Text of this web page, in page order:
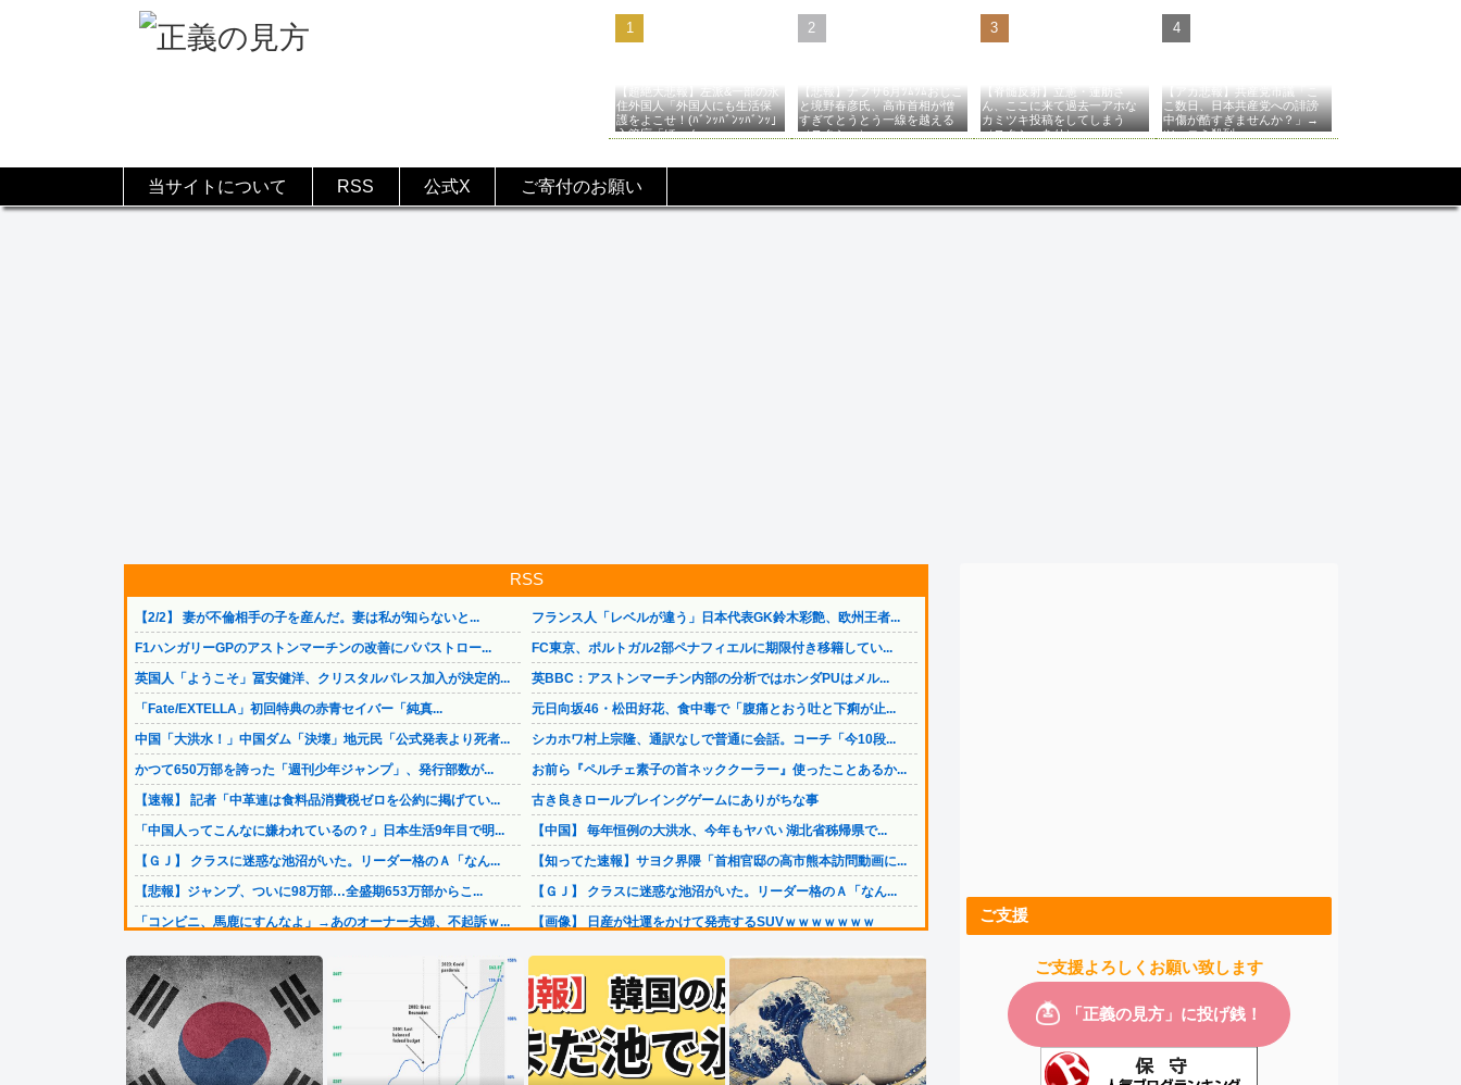
【超絶大悲報】左派&一部の永
住外国人「外国人にも生活保
護をよこせ！(ﾊﾞﾝｯﾊﾞﾝｯﾊﾞﾝｯ」
入管庁「ほーん…」→
【悲報】ナフサ6月ﾂﾑﾂﾑおじこ
と境野春彦氏、高市首相が憎
すぎてとうとう一線を越える
（スクショ）
【脊髄反射】立憲・蓮舫さ
ん、ここに来て過去一アホな
カミツキ投稿をしてしまう
（スクショあり）
【アカ悲報】共産党市議「こ
こ数日、日本共産党への誹謗
中傷が酷すぎませんか？」→
ツッコミ殺到
当サイトについて RSS 公式X ご寄付のお願い
RSS
【2/2】 妻が不倫相手の子を産んだ。妻は私が知らないと...
F1ハンガリーGPのアストンマーチンの改善にパパストロー...
英国人「ようこそ」冨安健洋、クリスタルパレス加入が決定的...
「Fate/EXTELLA」初回特典の赤青セイバー「純真...
中国「大洪水！」中国ダム「決壊」地元民「公式発表より死者...
かつて650万部を誇った「週刊少年ジャンプ」、発行部数が...
【速報】 記者「中革連は食料品消費税ゼロを公約に掲げてい...
「中国人ってこんなに嫌われているの？」日本生活9年目で明...
【ＧＪ】 クラスに迷惑な池沼がいた。リーダー格のＡ「なん...
【悲報】ジャンプ、ついに98万部…全盛期653万部からこ...
「コンビニ、馬鹿にすんなよ」→あのオーナー夫婦、不起訴ｗ...
高市政権「減税します」→財源「これから考えます」
イオン爆発事故、原因はLPG漏れか…経産省が全国一斉点検
【画像】仙台育英のマネージャー可愛すぎwwwwwwwww...
中国政府、強烈な不満を表明「泥棒が『泥棒を捕まえろ』と叫...
「外国人は日本人と同じ生活者で、地域の担い手」…多文化共...
フランス人「レベルが違う」日本代表GK鈴木彩艶、欧州王者...
FC東京、ポルトガル2部ペナフィエルに期限付き移籍してい...
英BBC：アストンマーチン内部の分析ではホンダPUはメル...
元日向坂46・松田好花、食中毒で「腹痛とおう吐と下痢が止...
シカホワ村上宗隆、通訳なしで普通に会話。コーチ「今10段...
お前ら『ペルチェ素子の首ネッククーラー』使ったことあるか...
古き良きロールプレイングゲームにありがちな事
【中国】 毎年恒例の大洪水、今年もヤバい 湖北省秭帰県で...
【知ってた速報】サヨク界隈「首相官邸の高市熊本訪問動画に...
【ＧＪ】 クラスに迷惑な池沼がいた。リーダー格のＡ「なん...
【画像】 日産が社運をかけて発売するSUVｗｗｗｗｗｗｗ
【画像】 日産が社運をかけて発売するSUVｗｗｗｗｗｗｗ
義兄嫁が自宅をサロンにして姪を毎日ウトメへ預ける生活に。...
玉川徹氏、包丁男に発砲した警官の行動について「死刑になら...
「毎日、渋谷でデモが起きてる」と左派が心の拠り所にする動...
【速報】 中国、ガチで逝く
ご支援
ご支援よろしくお願い致します